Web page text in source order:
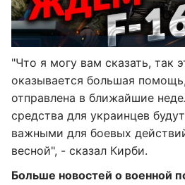
"Что я могу вам сказать, так
оказывается большая
отправлена в ближайшие
средства для украинцев
важными для боевых
весной", - сказал Кирби.
Больше новостей о военной